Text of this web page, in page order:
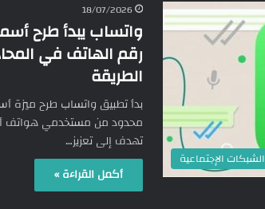
الشبكات الإجتماعية
18/07/2026
واتساب يبدأ طرح
رقم الهاتف في
الطريقة
بدأ تطبيق واتساب طرح ميزة
محدود من مستخدمي هواتف
تهدف إلى تعزيز…
أكمل القراءة »